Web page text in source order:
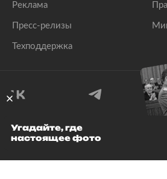
Реклама
Пресс-релизы
Техподдержка
© 1999–2026 Все права
Угадайте, где
настоящее фото